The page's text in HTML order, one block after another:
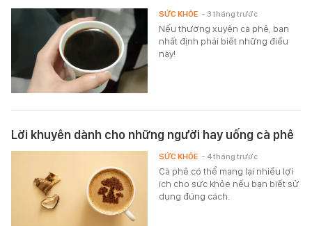
Nếu thường xuyên cà phê, bạn
nhất định phải biết những điều
này!
SỨC KHỎE - 3 tháng trước
Lời khuyên dành cho những người hay uống cà phê
Cà phê có thể mang lại nhiều lợi
ích cho sức khỏe nếu bạn biết sử
dụng đúng cách.
SỨC KHỎE - 4 tháng trước